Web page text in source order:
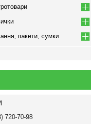
пакети, сумки
720-70-98